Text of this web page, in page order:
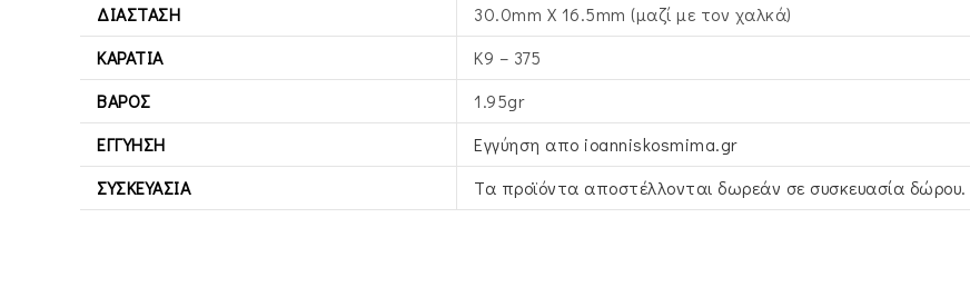
ΔΙΆΣΤΑΣΗ
30.0mm X 16.5mm (μαζί με τον χαλκά)
ΚΑΡΆΤΙΑ
Κ9 – 375
ΒΆΡΟΣ
1.95gr
ΕΓΓΎΗΣΗ
Εγγύηση απο ioanniskosmima.gr
ΣΥΣΚΕΥΑΣΊΑ
Τα προϊόντα αποστέλλονται δωρεάν σε συσκευασία δώρου.